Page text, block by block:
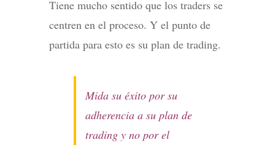
Tiene mucho sentido que los traders se
centren en el proceso. Y el punto de
partida para esto es su plan de trading.
Mida su éxito por su
adherencia a su plan de
trading y no por el